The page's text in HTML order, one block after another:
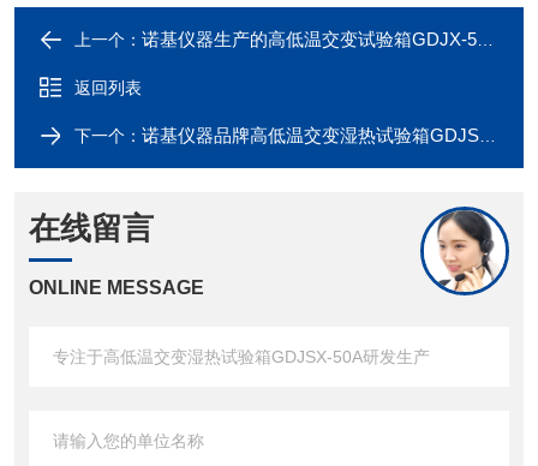
上一个： 诺基仪器生产的高低温交变试验箱GDJX-50A享受诺基仪器优质售后服务
返回列表
下一个： 诺基仪器品牌高低温交变湿热试验箱GDJSX-50A可比进口产品
在线留言
ONLINE MESSAGE